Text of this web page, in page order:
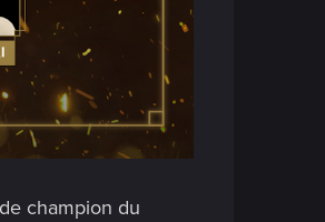
champion du